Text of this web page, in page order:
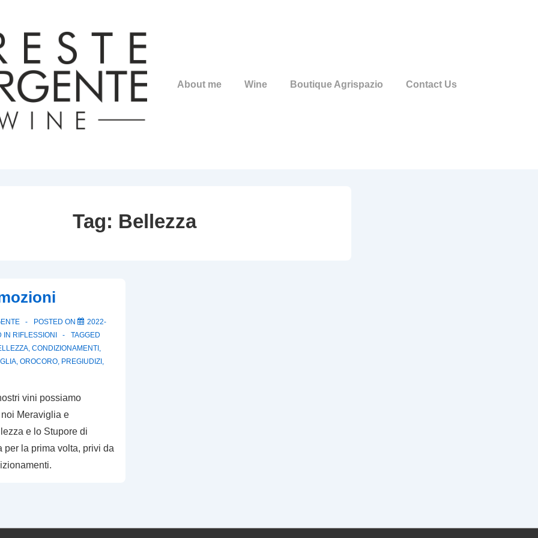
Main
About me Wine Boutique Agrispazio Contact Us
Tag: Bellezza
POSTED ON
2022-
IN RIFLESSIONI
TAGGED
, CONDIZIONAMENTI ,
, OROCORO, PREGIUDIZI ,
vini possiamo
Meraviglia e
e lo Stupore di
per la prima volta, privi da